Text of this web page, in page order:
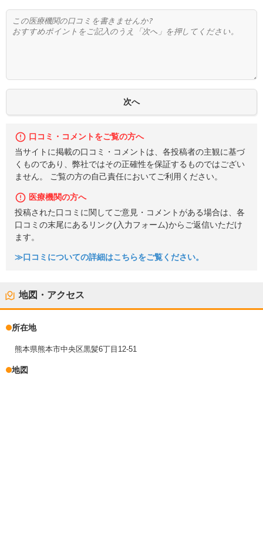
口コミ・コメントをご覧の方へ
当サイトに掲載の口コミ・コメントは、各投稿者の主観に基づ
くものであり、弊社ではその正確性を保証するものではござい
ません。 ご覧の方の自己責任においてご利用ください。
医療機関の方へ
投稿された口コミに関してご意見・コメントがある場合は、各
口コミの末尾にあるリンク(入力フォーム)からご返信いただけ
ます。
≫口コミについての詳細はこちらをご覧ください。
地図・アクセス
所在地
熊本県熊本市中央区黒髪6丁目12-51
地図